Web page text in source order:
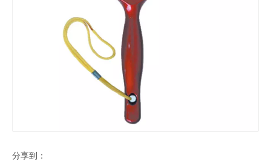
分享到：